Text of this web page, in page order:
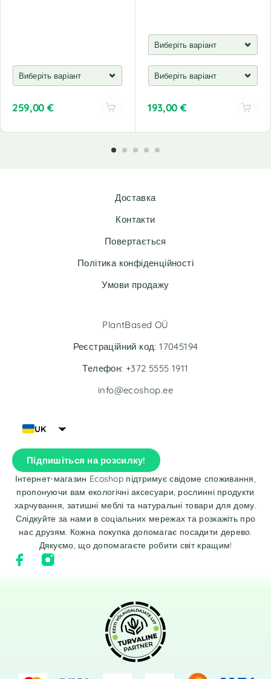
259,00 € 193,00 €
t
a
v
:
Доставка
Контакти
Повертається
Політика конфіденційності
Умови продажу
UK
Підпишіться на розсилку!
Інтернет-магазин Ecoshop підтримує свідоме споживання,
пропонуючи вам екологічні аксесуари, рослинні продукти
харчування, затишні меблі та натуральні товари для дому.
Слідкуйте за нами в соціальних мережах та розкажіть про
нас друзям. Кожна покупка допомагає посадити дерево.
Дякуємо, що допомагаєте робити світ кращим!
PlantBased OÜ
Реєстраційний код: 17045194
Телефон: +372 5555 1911
info@ecoshop.ee